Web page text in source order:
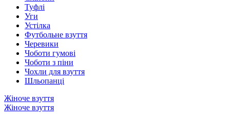
Туфлі
Уги
Устілка
Футбольне взуття
Черевики
Чоботи гумові
Чоботи з піни
Чохли для взуття
Шльопанці
Жіноче взуття
Жіноче взуття